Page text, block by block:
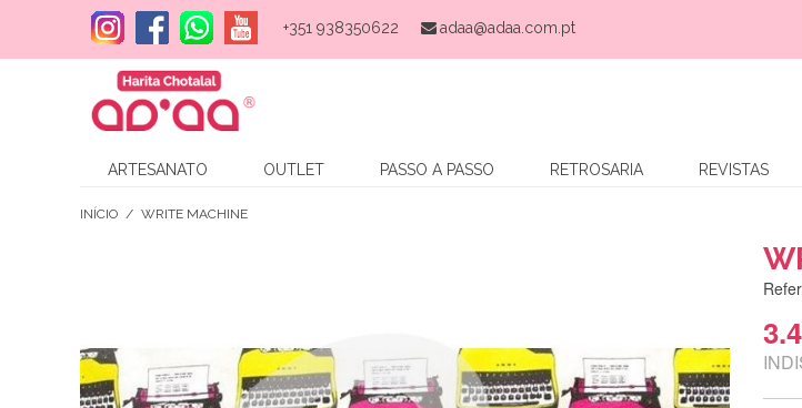
+351 938350622 adaa@adaa.com.pt
ARTESANATO OUTLET PASSO A PASSO RETROSARIA REVISTAS
INÍCIO / WRITE MACHINE